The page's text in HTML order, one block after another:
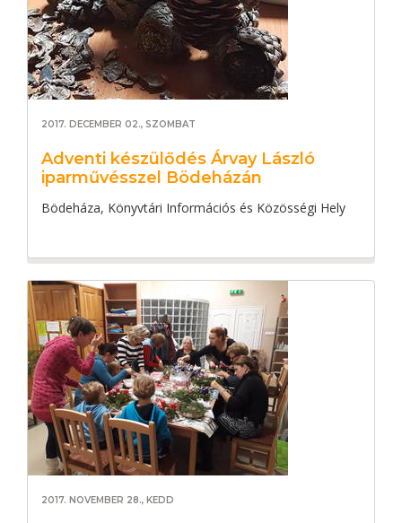
2017. DECEMBER 02., SZOMBAT
Adventi készülődés Árvay László
iparművésszel Bödeházán
Bödeháza, Könyvtári Információs és Közösségi Hely
2017. NOVEMBER 28., KEDD